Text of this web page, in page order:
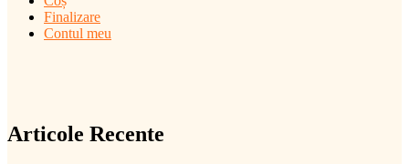
Finalizare
Contul meu
Articole Recente